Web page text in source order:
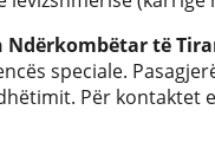
të
speciale.
Për kontaktet